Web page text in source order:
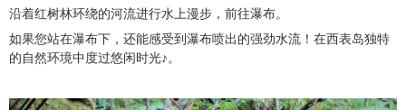
沿着红树林环绕的河流进行水上漫步，前往瀑布。
如果您站在瀑布下，还能感受到瀑布喷出的强劲水流！在西表岛独特
的自然环境中度过悠闲时光♪。